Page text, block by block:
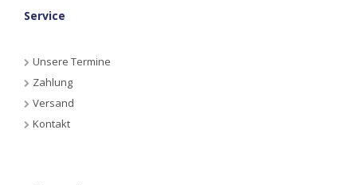
Service
Unsere Termine
Zahlung
Versand
Kontakt